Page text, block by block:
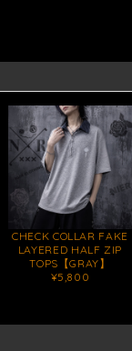
CHECK COLLAR FAKE
LAYERED HALF ZIP
TOPS【GRAY】
¥5,800